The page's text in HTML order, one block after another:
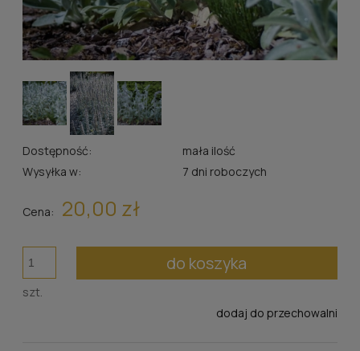
Dostępność:
mała ilość
Wysyłka w:
7 dni roboczych
Cena: 20,00 zł
szt.
do koszyka
dodaj do przechowalni